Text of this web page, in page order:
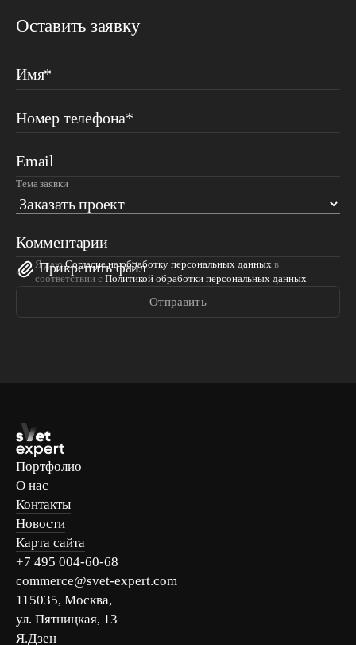
Оставить заявку
Имя*
Номер телефона*
Email
Тема заявки
Комментарии
Прикрепить файл
Отправить
Я даюСогласие на обработку персональных данных в
соответствии с Политикой обработки персональных данных
Портфолио
О нас
Контакты
Новости
Карта сайта
+7 495 004-60-68
commerce@svet-expert.com
115035, Москва,
ул. Пятницкая, 13
Я.Дзен